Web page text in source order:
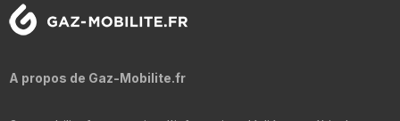
A propos de Gaz-Mobilite.fr